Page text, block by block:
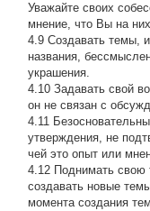
Уважайте своих
мнение, что Вы на
4.9 Создавать темы,
названия,
украшения.
4.10 Задавать свой
он не связан с
4.11
утверждения, не
чей это опыт или
4.12 Поднимать свою
создавать новые
момента создания